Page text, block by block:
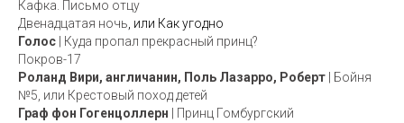
Кафка. Письмо отцу
Двенадцатая ночь , или Как угодно
Голос | Куда пропал прекрасный принц?
Покров-17
Роланд Вири, англичанин, Поль Лазарро, Роберт | Бойня
№5, или Крестовый поход детей
Граф фон Гогенцоллерн | Принц Гомбургский